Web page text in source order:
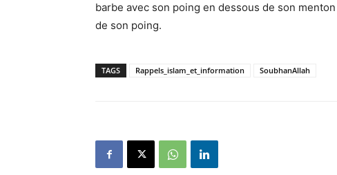
barbe avec son poing en dessous de son
de son poing.
TAGS Rappels_islam_et_information SoubhanAllah